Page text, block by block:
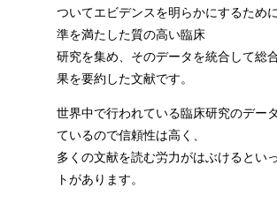
ついてエビデンスを明らかにするため
準を満たした質の高い臨床
研究を集め、そのデータを統合して総
果を要約した文献です。
世界中で行われている臨床研究のデー
ているので信頼性は高く、
多くの文献を読む労力がはぶけるとい
トがあります。